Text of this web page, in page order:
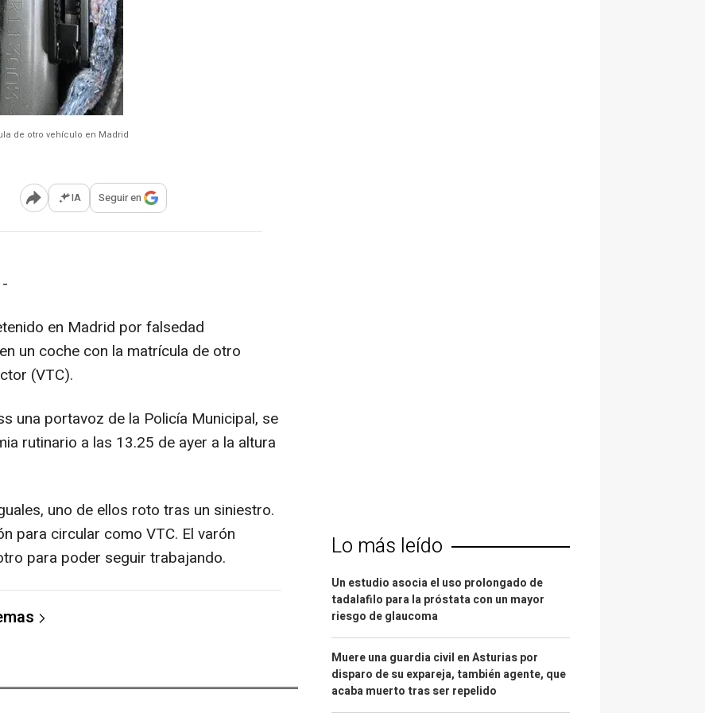
de otro vehículo en Madrid
Abrir opciones para compartir
IA Seguir en
en Madrid por falsedad
un coche con la matrícula de otro
(VTC).
una portavoz de la Policía Municipal, se
rutinario a las 13.25 de ayer a la altura
uno de ellos roto tras un siniestro.
para circular como VTC. El varón
para poder seguir trabajando.
Lo más leído
Un estudio asocia el uso prolongado de
tadalafilo para la próstata con un mayor
riesgo de glaucoma
Muere una guardia civil en Asturias por
disparo de su expareja, también agente, que
acaba muerto tras ser repelido